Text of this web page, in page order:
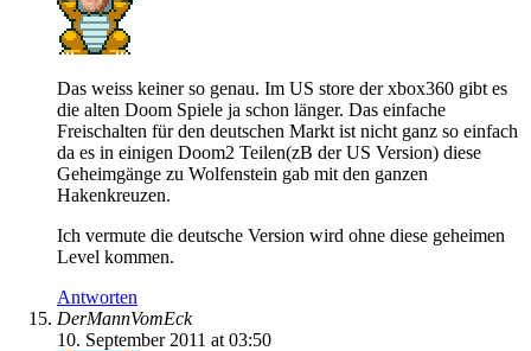
Das weiss keiner so genau. Im US store der xbox360 gibt es
die alten Doom Spiele ja schon länger. Das einfache
Freischalten für den deutschen Markt ist nicht ganz so einfach
da es in einigen Doom2 Teilen(zB der US Version) diese
Geheimgänge zu Wolfenstein gab mit den ganzen
Hakenkreuzen.
Ich vermute die deutsche Version wird ohne diese geheimen
Level kommen.
Antworten
DerMannVomEck
10. September 2011 at 03:50